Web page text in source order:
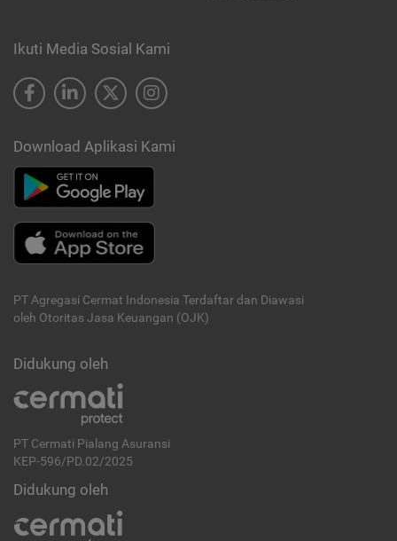
Ikuti Media Sosial Kami
Download Aplikasi Kami
PT Agregasi Cermat Indonesia Terdaftar dan Diawasi
oleh Otoritas Jasa Keuangan (OJK)
Didukung oleh
PT Cermati Pialang Asuransi
KEP-596/PD.02/2025
Didukung oleh